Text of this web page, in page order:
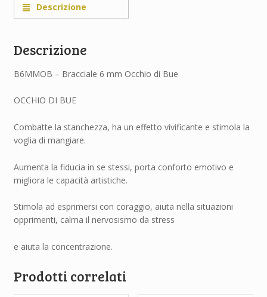
Descrizione
Descrizione
B6MMOB – Bracciale 6 mm Occhio di Bue
OCCHIO DI BUE
Combatte la stanchezza, ha un effetto vivificante e stimola la
voglia di mangiare.
Aumenta la fiducia in se stessi, porta conforto emotivo e
migliora le capacità artistiche.
Stimola ad esprimersi con coraggio, aiuta nella situazioni
opprimenti, calma il nervosismo da stress
e aiuta la concentrazione.
Prodotti correlati